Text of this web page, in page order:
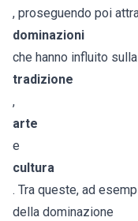
, proseguendo poi
dominazioni
che hanno influito
tradizione
,
arte
e
cultura
. Tra queste, ad
della dominazione